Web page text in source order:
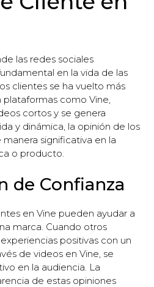
las redes sociales
en la vida de las
clientes se ha vuelto más
plataformas como Vine,
cortos y se genera
y dinámica, la opinión de los
significativa en la
o producto.
de Confianza
en Vine pueden ayudar a
marca. Cuando otros
positivas con un
de videos en Vine, se
en la audiencia. La
de estas opiniones